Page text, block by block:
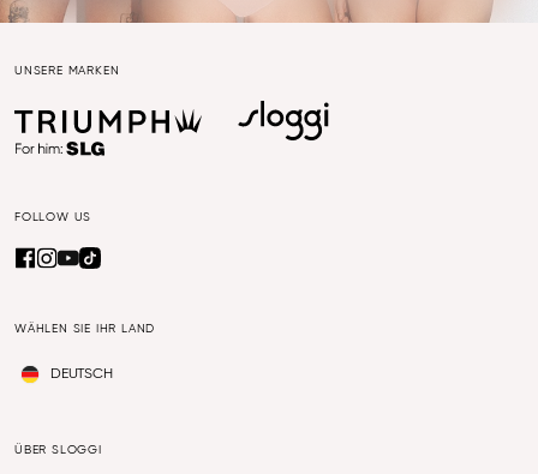
UNSERE MARKEN
FOLLOW US
WÄHLEN SIE IHR LAND
DEUTSCH
ÜBER SLOGGI